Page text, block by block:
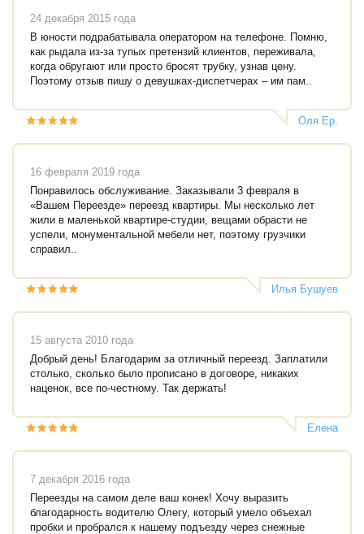
24 декабря 2015 года
В юности подрабатывала оператором на телефоне. Помню,
как рыдала из-за тупых претензий клиентов, переживала,
когда обругают или просто бросят трубку, узнав цену.
Поэтому отзыв пишу о девушках-диспетчерах – им пам..
Оля Ер.
16 февраля 2019 года
Понравилось обслуживание. Заказывали 3 февраля в
«Вашем Переезде» переезд квартиры. Мы несколько лет
жили в маленькой квартире-студии, вещами обрасти не
успели, монументальной мебели нет, поэтому грузчики
справил..
Илья Бушуев
15 августа 2010 года
Добрый день! Благодарим за отличный переезд. Заплатили
столько, сколько было прописано в договоре, никаких
наценок, все по-честному. Так держать!
Елена
7 декабря 2016 года
Переезды на самом деле ваш конек! Хочу выразить
благодарность водителю Олегу, который умело объехал
пробки и пробрался к нашему подъезду через снежные